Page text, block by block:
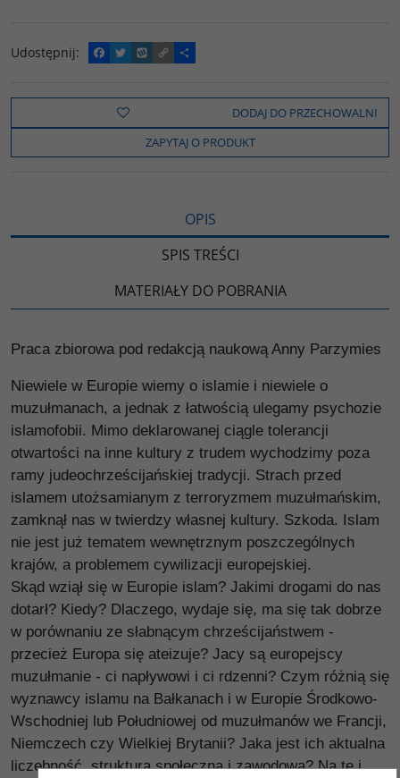
Udostępnij:
F
a
e
o
k
T
w
t
t
e
W
y
o
C
o
y
i
n
k
P
o
z
e
l
s
DODAJ DO PRZECHOWALNI
ZAPYTAJ O PRODUKT
OPIS
SPIS TREŚCI
MATERIAŁY DO POBRANIA
Praca zbiorowa pod redakcją naukową Anny Parzymies
Niewiele w Europie wiemy o islamie i niewiele o
muzułmanach, a jednak z łatwością ulegamy psychozie
islamofobii. Mimo deklarowanej ciągle tolerancji
otwartości na inne kultury z trudem wychodzimy poza
ramy judeochrześcijańskiej tradycji. Strach przed
islamem utożsamianym z terroryzmem muzułmańskim,
zamknął nas w twierdzy własnej kultury. Szkoda. Islam
nie jest już tematem wewnętrznym poszczególnych
krajów, a problemem cywilizacji europejskiej.
Skąd wziął się w Europie islam? Jakimi drogami do nas
dotarł? Kiedy? Dlaczego, wydaje się, ma się tak dobrze
w porównaniu ze słabnącym chrześcijaństwem -
przecież Europa się ateizuje? Jacy są europejscy
muzułmanie - ci napływowi i ci rdzenni? Czym różnią się
wyznawcy islamu na Bałkanach i w Europie Środkowo-
Wschodniej lub Południowej od muzułmanów we Francji,
Niemczech czy Wielkiej Brytanii? Jaka jest ich aktualna
liczebność, struktura społeczna i zawodowa? Na te i